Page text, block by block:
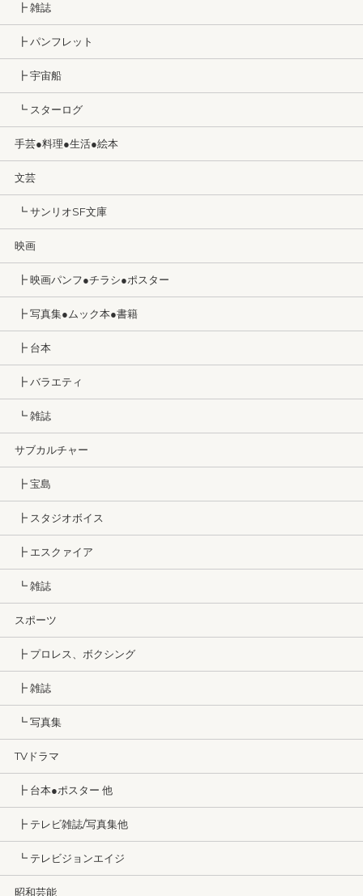
┣ 雑誌
┣ パンフレット
┣ 宇宙船
┗ スターログ
手芸●料理●生活●絵本
文芸
┗ サンリオSF文庫
映画
┣ 映画パンフ●チラシ●ポスター
┣ 写真集●ムック本●書籍
┣ 台本
┣ バラエティ
┗ 雑誌
サブカルチャー
┣ 宝島
┣ スタジオボイス
┣ エスクァイア
┗ 雑誌
スポーツ
┣ プロレス、ボクシング
┣ 雑誌
┗ 写真集
TVドラマ
┣ 台本●ポスター 他
┣ テレビ雑誌/写真集他
┗ テレビジョンエイジ
昭和芸能